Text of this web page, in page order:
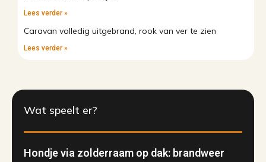
Lees verder »
Caravan volledig uitgebrand, rook van ver te zien
Lees verder »
Wat speelt er?
Hondje via zolderraam op dak: brandweer